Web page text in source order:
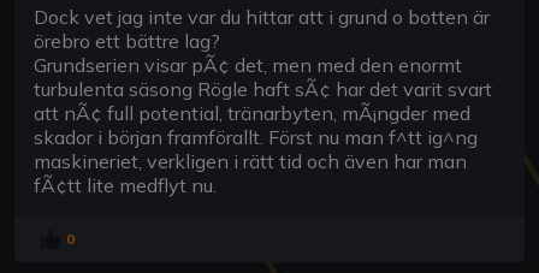
Dock vet jag inte var du hittar att i grund o botten är
örebro ett bättre lag?
Grundserien visar pÃ¢ det, men med den enormt
turbulenta säsong Rögle haft sÃ¢ har det varit svart
att nÃ¢ full potential, tränarbyten, mÃ¡ngder med
skador i början framförallt. Först nu man f^tt ig^ng
maskineriet, verkligen i rätt tid och även har man
fÃ¢tt lite medflyt nu.
0